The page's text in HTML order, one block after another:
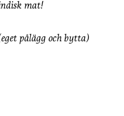
mat!
pålägg och bytta)